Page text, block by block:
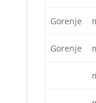
Gorenje
Gorenje